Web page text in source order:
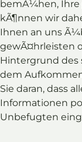
bemÃ¼hen, Ihre
kÃ¶nnen wir
Ihnen an uns
gewÃ¤hrleisten
Hintergrund des
dem
Sie daran, dass
Informationen
Unbefugten